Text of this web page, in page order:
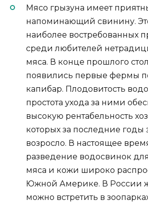
Мясо грызуна имеет
напоминающий свинину.
наиболее востребованных
среди любителей
мяса. В конце прошлого
появились первые фермы
капибар. Плодовитость
простота ухода за ними
высокую рентабельность
которых за последние годы
возросло. В настоящее
разведение водосвинок
мяса и кожи широко
Южной Америке. В России
можно встретить в